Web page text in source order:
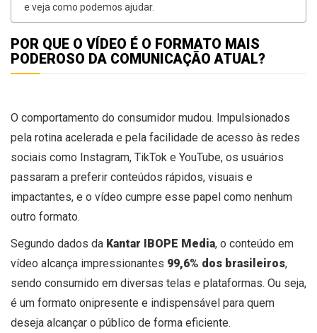
e veja como podemos ajudar.
POR QUE O VÍDEO É O FORMATO MAIS
PODEROSO DA COMUNICAÇÃO ATUAL?
O comportamento do consumidor mudou. Impulsionados
pela rotina acelerada e pela facilidade de acesso às redes
sociais como Instagram, TikTok e YouTube, os usuários
passaram a preferir conteúdos rápidos, visuais e
impactantes, e o vídeo cumpre esse papel como nenhum
outro formato.
Segundo dados da Kantar IBOPE Media, o conteúdo em
vídeo alcança impressionantes 99,6% dos brasileiros,
sendo consumido em diversas telas e plataformas. Ou seja,
é um formato onipresente e indispensável para quem
deseja alcançar o público de forma eficiente.